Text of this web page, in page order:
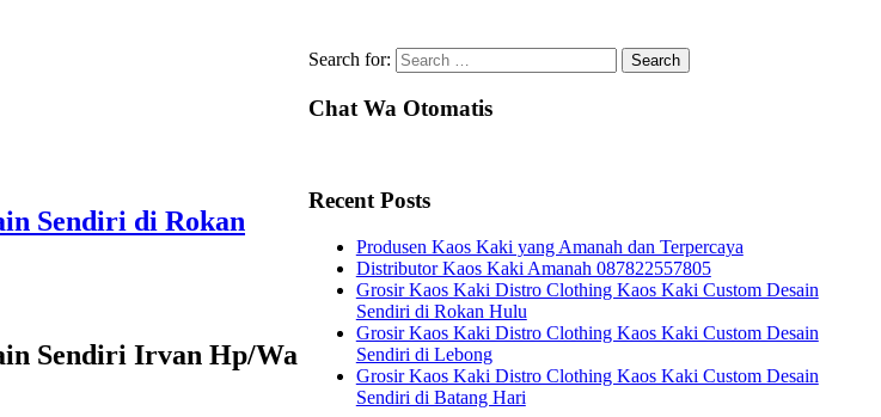
Sendiri di Rokan
Sendiri Irvan Hp/Wa
Search for:
Chat Wa Otomatis
Recent Posts
Produsen Kaos Kaki yang Amanah dan Terpercaya
Distributor Kaos Kaki Amanah 087822557805
Grosir Kaos Kaki Distro Clothing Kaos Kaki Custom Desain
Sendiri di Rokan Hulu
Grosir Kaos Kaki Distro Clothing Kaos Kaki Custom Desain
Sendiri di Lebong
Grosir Kaos Kaki Distro Clothing Kaos Kaki Custom Desain
Sendiri di Batang Hari